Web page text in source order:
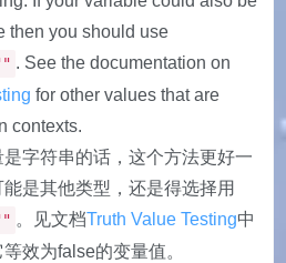
then you should use
. See the documentation on
for other values that are
contexts.
字符串的话，这个方法更好一
是其他类型，还是得选择用
。见文档Truth Value Testing中
效为false的变量值。